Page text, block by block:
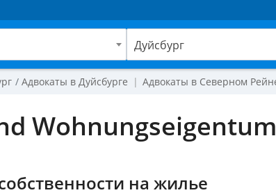
Дуйсбург
Адвокаты в Дуйсбурге Адвокаты в Северном
на жилье